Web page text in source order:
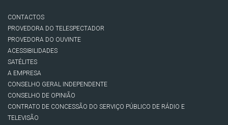
CONTACTOS
PROVEDORA DO TELESPECTADOR
PROVEDORA DO OUVINTE
ACESSIBILIDADES
SATÉLITES
A EMPRESA
CONSELHO GERAL INDEPENDENTE
CONSELHO DE OPINIÃO
CONTRATO DE CONCESSÃO DO SERVIÇO PÚBLICO DE RÁDIO E
TELEVISÃO